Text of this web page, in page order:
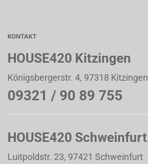
KONTAKT
HOUSE420 Kitzingen
Königsbergerstr. 4, 97318 Kitzingen
09321 / 90 89 755
HOUSE420 Schweinfurt
Luitpoldstr. 23, 97421 Schweinfurt